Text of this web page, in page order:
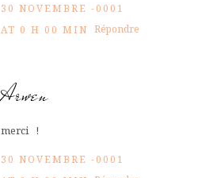
30 NOVEMBRE -0001
AT 0 H 00 MIN Répondre
Arwen
merci !
30 NOVEMBRE -0001